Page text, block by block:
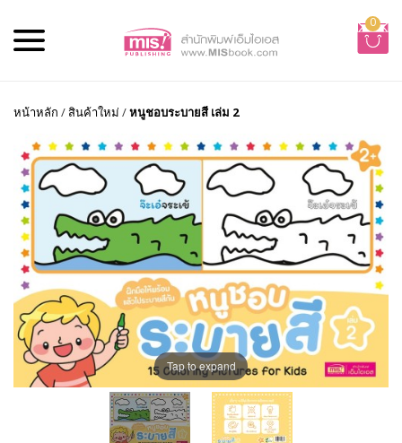
0
หน้าหลัก /สินค้าใหม่ /หนูชอบระบายสี เล่ม 2
Tap to expand